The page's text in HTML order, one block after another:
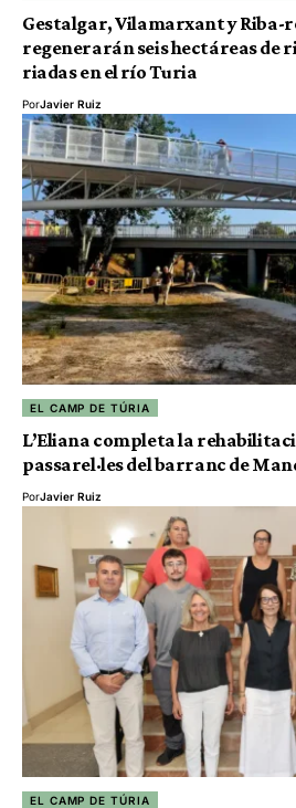
Gestalgar, Vilamarxant y Riba-
regenerarán seis hectáreas de
riadas en el río Turia
PorJavier Ruiz
EL CAMP DE TÚRIA
L’Eliana completa la
passarel·les del barranc de
PorJavier Ruiz
EL CAMP DE TÚRIA